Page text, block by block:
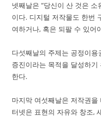
넷째날은 “당신이 산 것은
이다. 디지털 저작물도 한번
여하거나, 혹은 되팔 수 있어
다섯째날의 주제는 공정이
증진이라는 목적을 달성하
한다.
마지막 여섯째날은 저작권
터넷은 표현의 자유와 창조,